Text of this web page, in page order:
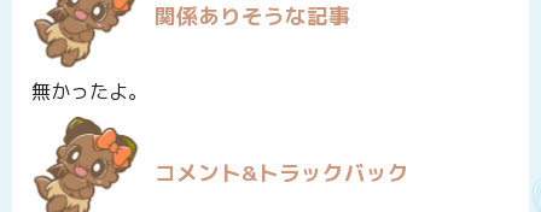
関係ありそうな記事
無かったよ。
コメント&トラックバック